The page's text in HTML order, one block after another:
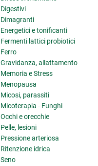
Digestivi
Dimagranti
Energetici e tonificanti
Fermenti lattici probiotici
Ferro
Gravidanza, allattamento
Memoria e Stress
Menopausa
Micosi, parassiti
Micoterapia - Funghi
Occhi e orecchie
Pelle, lesioni
Pressione arteriosa
Ritenzione idrica
Seno